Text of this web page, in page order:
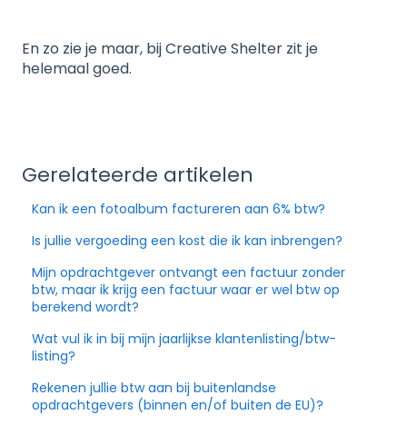
En zo zie je maar, bij Creative Shelter zit je
helemaal goed.
Gerelateerde artikelen
Kan ik een fotoalbum factureren aan 6% btw?
Is jullie vergoeding een kost die ik kan inbrengen?
Mijn opdrachtgever ontvangt een factuur zonder
btw, maar ik krijg een factuur waar er wel btw op
berekend wordt?
Wat vul ik in bij mijn jaarlijkse klantenlisting/btw-
listing?
Rekenen jullie btw aan bij buitenlandse
opdrachtgevers (binnen en/of buiten de EU)?